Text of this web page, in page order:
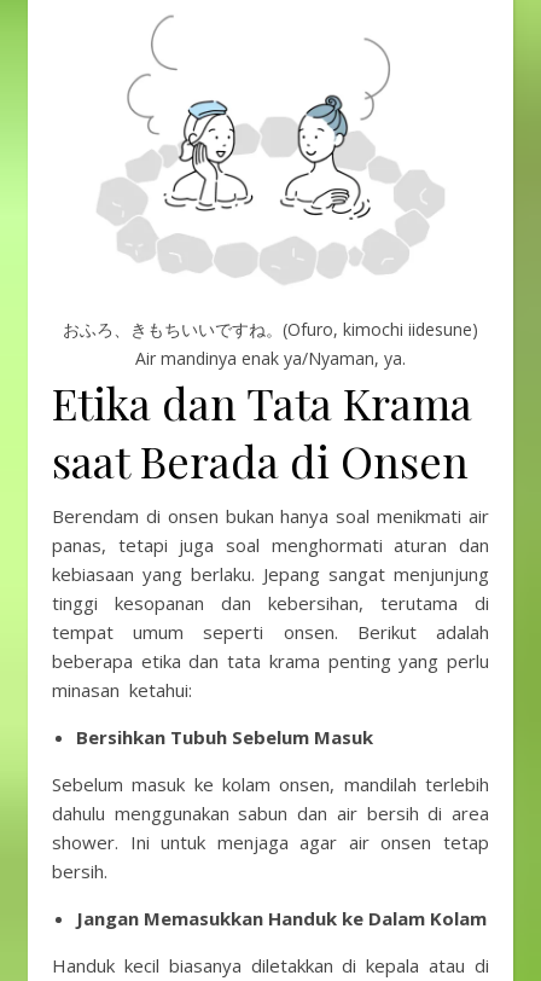
おふろ、きもちいいですね。(Ofuro, kimochi iidesune)
Air mandinya enak ya/Nyaman, ya.
Etika dan Tata Krama
saat Berada di Onsen
Berendam di onsen bukan hanya soal menikmati air
panas, tetapi juga soal menghormati aturan dan
kebiasaan yang berlaku. Jepang sangat menjunjung
tinggi kesopanan dan kebersihan, terutama di
tempat umum seperti onsen. Berikut adalah
beberapa etika dan tata krama penting yang perlu
minasan ketahui:
Bersihkan Tubuh Sebelum Masuk
Sebelum masuk ke kolam onsen, mandilah terlebih
dahulu menggunakan sabun dan air bersih di area
shower. Ini untuk menjaga agar air onsen tetap
bersih.
Jangan Memasukkan Handuk ke Dalam Kolam
Handuk kecil biasanya diletakkan di kepala atau di